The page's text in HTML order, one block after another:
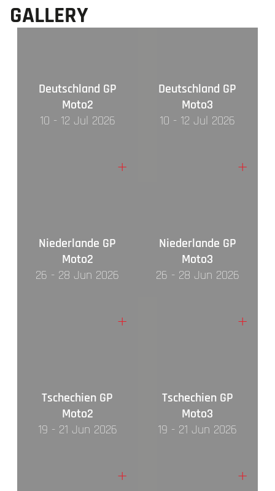
GALLERY
Deutschland GP
Moto2
10 - 12 Jul 2026
+
Deutschland GP
Moto3
10 - 12 Jul 2026
+
Niederlande GP
Moto2
26 - 28 Jun 2026
+
Niederlande GP
Moto3
26 - 28 Jun 2026
+
Tschechien GP
Moto2
19 - 21 Jun 2026
+
Tschechien GP
Moto3
19 - 21 Jun 2026
+